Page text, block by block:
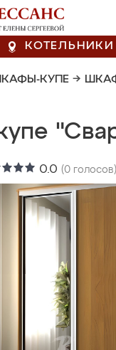
КОТЕЛЬНИКИ
КУПЕ →
0.0 (0 голосов)